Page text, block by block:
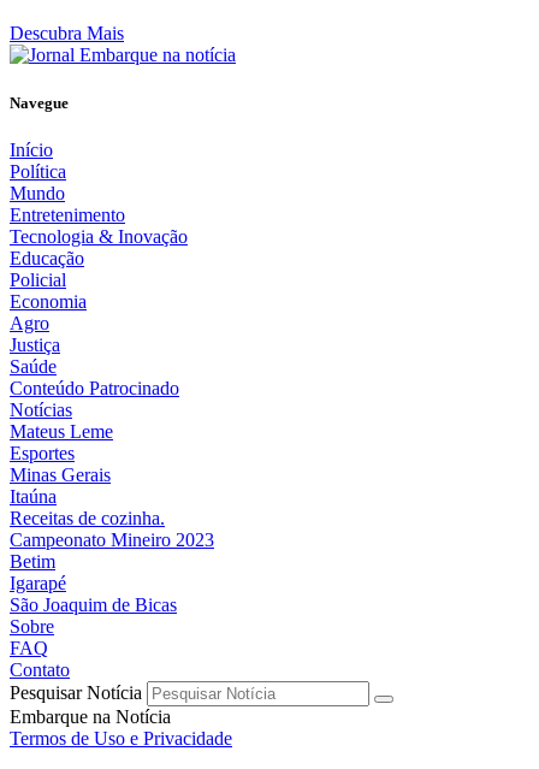
Descubra Mais
Navegue
Início
Política
Mundo
Entretenimento
Tecnologia & Inovação
Educação
Policial
Economia
Agro
Justiça
Saúde
Conteúdo Patrocinado
Notícias
Mateus Leme
Esportes
Minas Gerais
Itaúna
Receitas de cozinha.
Campeonato Mineiro 2023
Betim
Igarapé
São Joaquim de Bicas
Sobre
FAQ
Contato
Pesquisar Notícia
Embarque na Notícia
Termos de Uso e Privacidade